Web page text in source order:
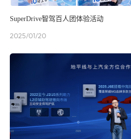
SuperDrive智驾百人团体验活动
2025/01/20